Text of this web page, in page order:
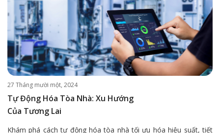
27 Tháng mười một, 2024
Tự Động Hóa Tòa Nhà: Xu Hướng
Của Tương Lai
Khám phá cách tự động hóa tòa nhà tối ưu hóa hiệu suất, tiết